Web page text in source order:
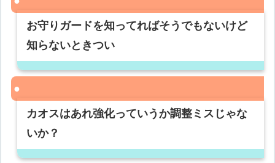
お守りガードを知ってればそうでもないけど
知らないときつい
カオスはあれ強化っていうか調整ミスじゃな
いか？